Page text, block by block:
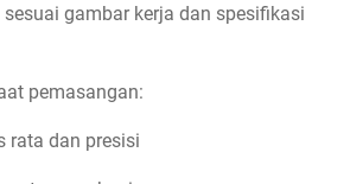
gambar kerja dan spesifikasi
pemasangan:
rata dan presisi